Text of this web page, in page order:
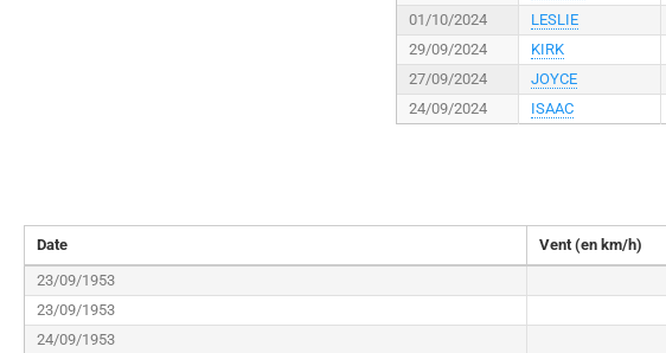
01/10/2024
LESLIE
29/09/2024
KIRK
27/09/2024
JOYCE
24/09/2024
ISAAC
Date Vent (en km/h)
23/09/1953
23/09/1953
24/09/1953